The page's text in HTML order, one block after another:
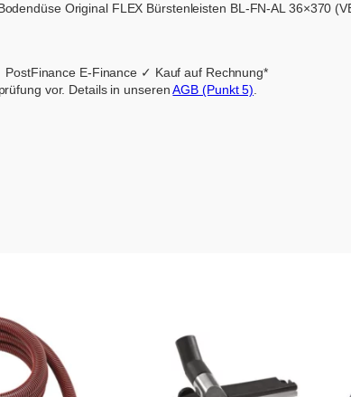
e Original FLEX Bürstenleisten BL-FN-AL 36×370
PostFinance E-Finance ✓ Kauf auf Rechnung*
vor. Details in unserenAGB (Punkt 5).